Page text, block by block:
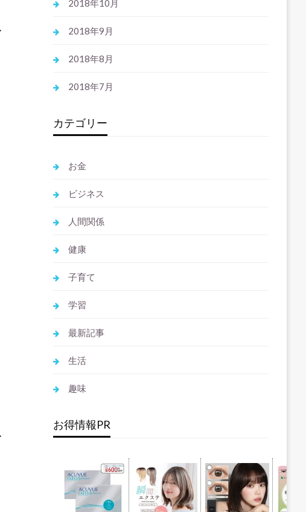
2018年10月
2018年9月
2018年8月
2018年7月
カテゴリー
お金
ビジネス
人間関係
健康
子育て
学習
最新記事
生活
趣味
お得情報PR